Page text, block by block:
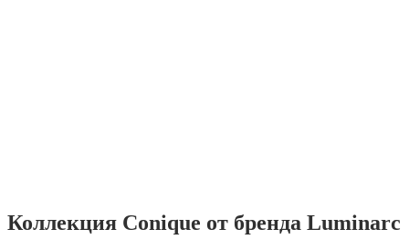
Коллекция Conique от бренда Luminarc